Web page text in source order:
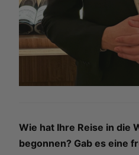
Wie hat Ihre Reise in die
begonnen? Gab es eine